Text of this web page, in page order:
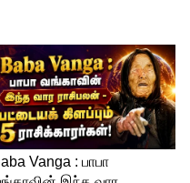
பகுதியில்
போலீசார்
மேலே இந்த
செயலாக